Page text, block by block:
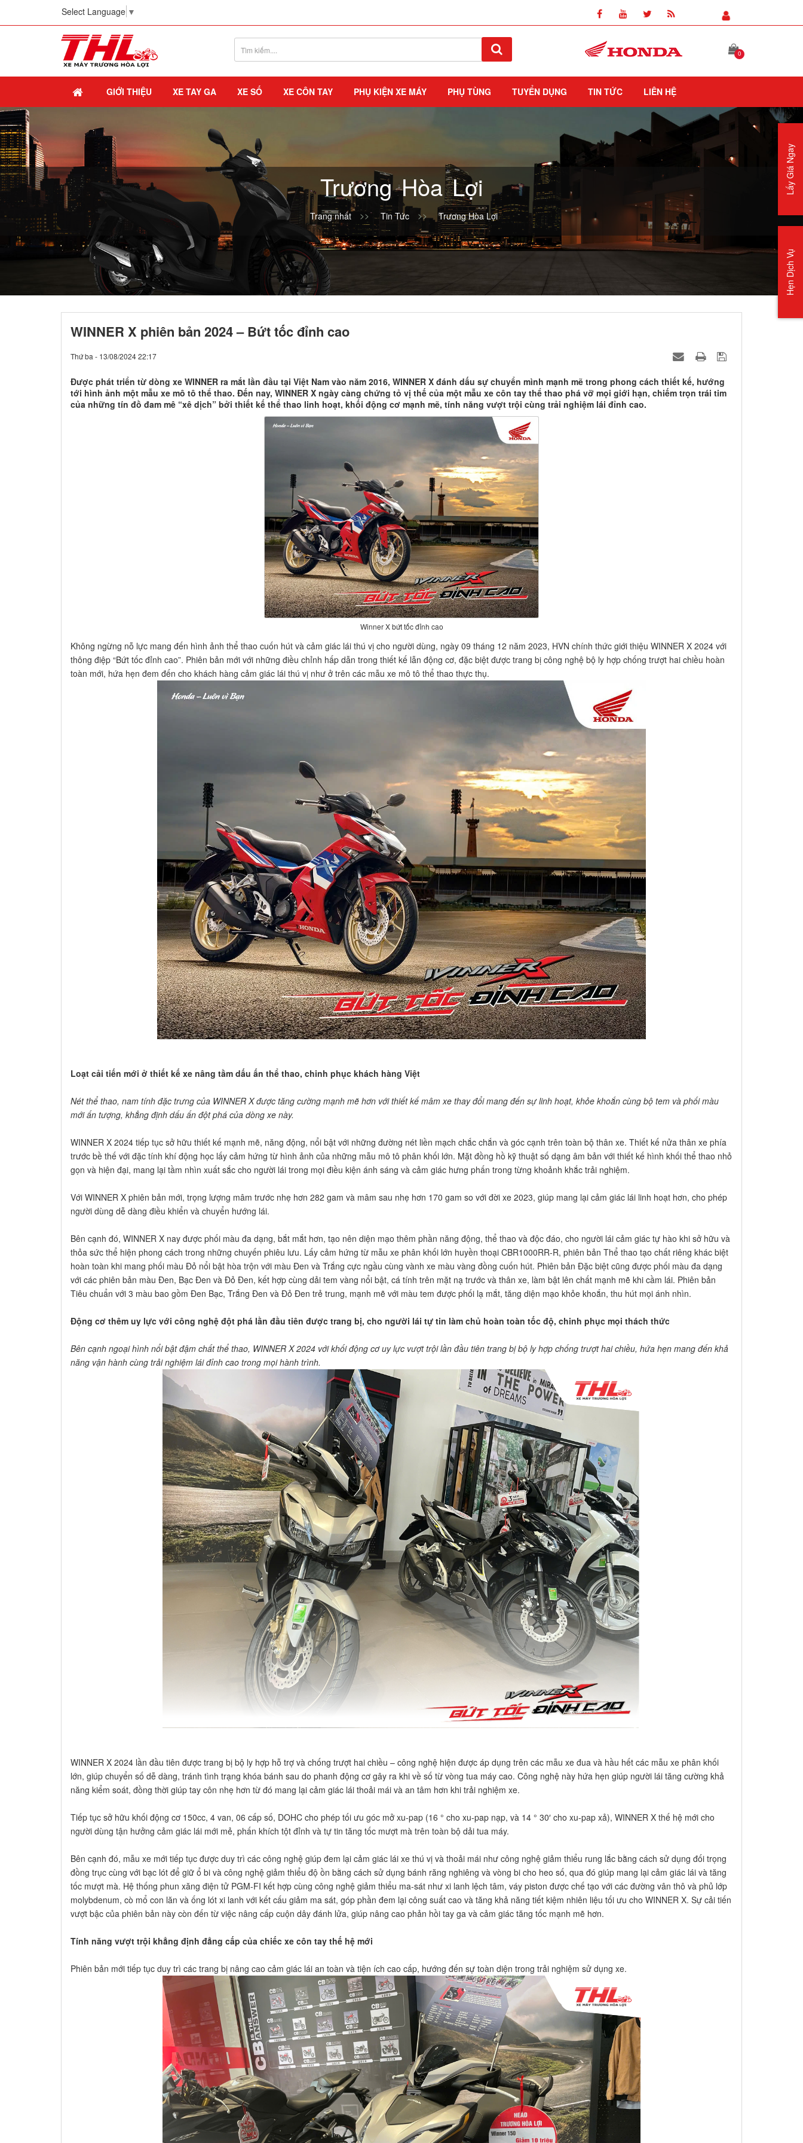
Select Language ▼
0
GIỚI THIỆU XE TAY GA XE SỐ XE CÔN TAY PHỤ KIỆN XE MÁY PHỤ TÙNG TUYỂN DỤNG TIN TỨC LIÊN HỆ
Trương Hòa Lợi
Trang nhất Tin Tức Trương Hòa Lợi
WINNER X phiên bản 2024 – Bứt tốc đỉnh cao
Thứ ba - 13/08/2024 22:17
Được phát triển từ dòng xe WINNER ra mắt lần đầu tại Việt Nam vào năm 2016, WINNER X đánh dấu sự chuyển mình mạnh mẽ trong phong cách thiết kế, hướng
tới hình ảnh một mẫu xe mô tô thể thao. Đến nay, WINNER X ngày càng chứng tỏ vị thế của một mẫu xe côn tay thể thao phá vỡ mọi giới hạn, chiếm trọn trái tim
của những tín đồ đam mê “xê dịch” bởi thiết kế thể thao linh hoạt, khối động cơ mạnh mẽ, tính năng vượt trội cùng trải nghiệm lái đỉnh cao.
Winner X bứt tốc đỉnh cao
Không ngừng nỗ lực mang đến hình ảnh thể thao cuốn hút và cảm giác lái thú vị cho người dùng, ngày 09 tháng 12 năm 2023, HVN chính thức giới thiệu WINNER X 2024 với
thông điệp “Bứt tốc đỉnh cao”. Phiên bản mới với những điều chỉnh hấp dẫn trong thiết kế lẫn động cơ, đặc biệt được trang bị công nghệ bộ ly hợp chống trượt hai chiều hoàn
toàn mới, hứa hẹn đem đến cho khách hàng cảm giác lái thú vị như ở trên các mẫu xe mô tô thể thao thực thụ.
Loạt cải tiến mới ở thiết kế xe nâng tầm dấu ấn thể thao, chinh phục khách hàng Việt
Nét thể thao, nam tính đặc trưng của WINNER X được tăng cường mạnh mẽ hơn với thiết kế mâm xe thay đổi mang đến sự linh hoạt, khỏe khoắn cùng bộ tem và phối màu
mới ấn tượng, khẳng định dấu ấn đột phá của dòng xe này.
WINNER X 2024 tiếp tục sở hữu thiết kế mạnh mẽ, năng động, nổi bật với những đường nét liền mạch chắc chắn và góc cạnh trên toàn bộ thân xe. Thiết kế nửa thân xe phía
trước bề thế với đặc tính khí động học lấy cảm hứng từ hình ảnh của những mẫu mô tô phân khối lớn. Mặt đồng hồ kỹ thuật số dạng âm bản với thiết kế hình khối thể thao nhỏ
gọn và hiện đại, mang lại tầm nhìn xuất sắc cho người lái trong mọi điều kiện ánh sáng và cảm giác hưng phấn trong từng khoảnh khắc trải nghiệm.
Với WINNER X phiên bản mới, trọng lượng mâm trước nhẹ hơn 282 gam và mâm sau nhẹ hơn 170 gam so với đời xe 2023, giúp mang lại cảm giác lái linh hoạt hơn, cho phép
người dùng dễ dàng điều khiển và chuyển hướng lái.
Bên cạnh đó, WINNER X nay được phối màu đa dạng, bắt mắt hơn, tạo nên diện mạo thêm phần năng động, thể thao và độc đáo, cho người lái cảm giác tự hào khi sở hữu và
thỏa sức thể hiện phong cách trong những chuyến phiêu lưu. Lấy cảm hứng từ mẫu xe phân khối lớn huyền thoại CBR1000RR-R, phiên bản Thể thao tạo chất riêng khác biệt
hoàn toàn khi mang phối màu Đỏ nổi bật hòa trộn với màu Đen và Trắng cực ngầu cùng vành xe màu vàng đồng cuốn hút. Phiên bản Đặc biệt cũng được phối màu đa dạng
với các phiên bản màu Đen, Bạc Đen và Đỏ Đen, kết hợp cùng dải tem vàng nổi bật, cá tính trên mặt nạ trước và thân xe, làm bật lên chất mạnh mẽ khi cầm lái. Phiên bản
Tiêu chuẩn với 3 màu bao gồm Đen Bạc, Trắng Đen và Đỏ Đen trẻ trung, mạnh mẽ với màu tem được phối lạ mắt, tăng diện mạo khỏe khoắn, thu hút mọi ánh nhìn.
Động cơ thêm uy lực với công nghệ đột phá lần đầu tiên được trang bị, cho người lái tự tin làm chủ hoàn toàn tốc độ, chinh phục mọi thách thức
Bên cạnh ngoại hình nổi bật đậm chất thể thao, WINNER X 2024 với khối động cơ uy lực vượt trội lần đầu tiên trang bị bộ ly hợp chống trượt hai chiều, hứa hẹn mang đến khả
năng vận hành cùng trải nghiệm lái đỉnh cao trong mọi hành trình.
WINNER X 2024 lần đầu tiên được trang bị bộ ly hợp hỗ trợ và chống trượt hai chiều – công nghệ hiện được áp dụng trên các mẫu xe đua và hầu hết các mẫu xe phân khối
lớn, giúp chuyển số dễ dàng, tránh tình trạng khóa bánh sau do phanh động cơ gây ra khi về số từ vòng tua máy cao. Công nghệ này hứa hẹn giúp người lái tăng cường khả
năng kiểm soát, đồng thời giúp tay côn nhẹ hơn từ đó mang lại cảm giác lái thoải mái và an tâm hơn khi trải nghiệm xe.
Tiếp tục sở hữu khối động cơ 150cc, 4 van, 06 cấp số, DOHC cho phép tối ưu góc mở xu-pap (16 ° cho xu-pap nạp, và 14 ° 30′ cho xu-pap xả), WINNER X thế hệ mới cho
người dùng tận hưởng cảm giác lái mới mẻ, phấn khích tột đỉnh và tự tin tăng tốc mượt mà trên toàn bộ dải tua máy.
Bên cạnh đó, mẫu xe mới tiếp tục được duy trì các công nghệ giúp đem lại cảm giác lái xe thú vị và thoải mái như công nghệ giảm thiểu rung lắc bằng cách sử dụng đối trọng
đồng trục cùng với bạc lót để giữ ổ bi và công nghệ giảm thiểu độ ồn bằng cách sử dụng bánh răng nghiêng và vòng bi cho heo số, qua đó giúp mang lại cảm giác lái và tăng
tốc mượt mà. Hệ thống phun xăng điện tử PGM-FI kết hợp cùng công nghệ giảm thiểu ma-sát như xi lanh lệch tâm, váy piston được chế tạo với các đường vân thô và phủ lớp
molybdenum, cò mổ con lăn và ống lót xi lanh với kết cấu giảm ma sát, góp phần đem lại công suất cao và tăng khả năng tiết kiệm nhiên liệu tối ưu cho WINNER X. Sự cải tiến
vượt bậc của phiên bản này còn đến từ việc nâng cấp cuộn dây đánh lửa, giúp nâng cao phản hồi tay ga và cảm giác tăng tốc mạnh mẽ hơn.
Tính năng vượt trội khẳng định đẳng cấp của chiếc xe côn tay thế hệ mới
Phiên bản mới tiếp tục duy trì các trang bị nâng cao cảm giác lái an toàn và tiện ích cao cấp, hướng đến sự toàn diện trong trải nghiệm sử dụng xe.
Lấy Giá Ngay
Hẹn Dịch Vụ